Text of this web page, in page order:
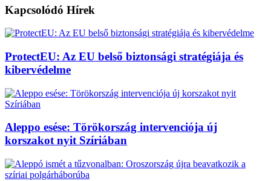
Kapcsolódó Hírek
ProtectEU: Az EU belső biztonsági stratégiája és
kibervédelme
Aleppo esése: Törökország intervenciója új
korszakot nyit Szíriában